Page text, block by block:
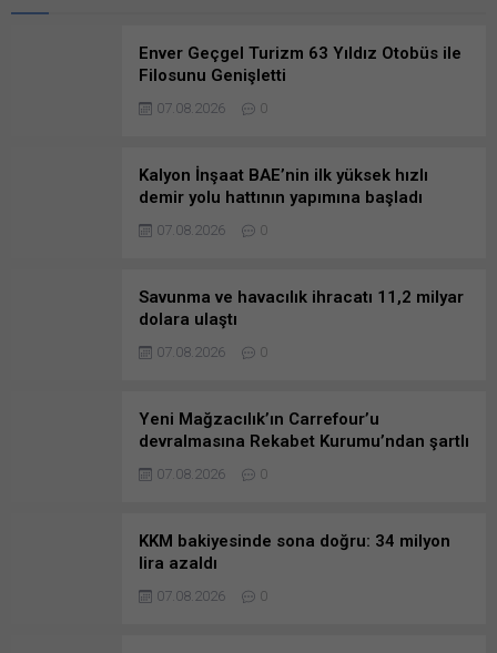
Enver Geçgel Turizm 63 Yıldız Otobüs ile
Filosunu Genişletti
07.08.2026 0
Kalyon İnşaat BAE’nin ilk yüksek hızlı
demir yolu hattının yapımına başladı
07.08.2026 0
Savunma ve havacılık ihracatı 11,2 milyar
dolara ulaştı
07.08.2026 0
Yeni Mağzacılık’ın Carrefour’u
devralmasına Rekabet Kurumu’ndan şartlı
07.08.2026 0
KKM bakiyesinde sona doğru: 34 milyon
lira azaldı
07.08.2026 0